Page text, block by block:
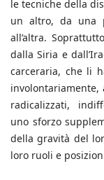
le tecniche della
un altro, da una
all’altra.
dalla Siria e
carceraria, che li
radicalizzati,
uno sforzo
della gravità del
loro ruoli e